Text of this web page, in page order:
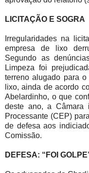
LICITAÇÃO E SOGRA
Irregularidades na
empresa de lixo
Segundo as
Limpeza foi
terreno alugado para
lixo, ainda de acordo
Abelardinho, o que
deste ano, a Câmara
Processante (CEP)
de defesa aos
Comissão.
DEFESA: “FOI